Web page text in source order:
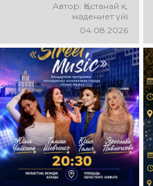
әкімдік алаңында
«Даму бала»
жобасының балалар
шығармашылық
ұжымдары
қатысатын «Алтын
дән» фестивалі өтеді!
Сіздерді жас
таланттардың
жарқын өнері, әсем
әндер, әсерлі билер
мен мерекелік көңіл
күй күтеді!
Автор: Қостанай қ.
мәдениет үйі
04.08.2026